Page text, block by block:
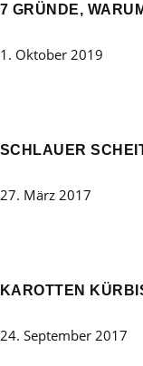
7 GRÜNDE,
1. Oktober 2019
SCHLAUER
27. März 2017
KAROTTEN
24. September 2017